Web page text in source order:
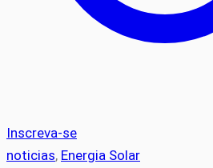
Inscreva-se
noticias, Energia Solar